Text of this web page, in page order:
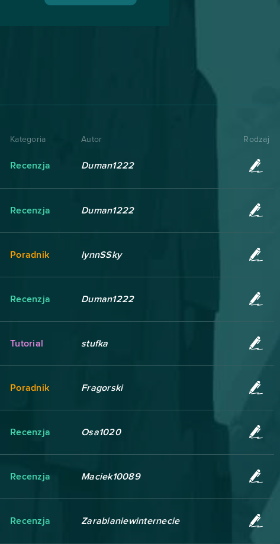
Kategoria Autor Rodzaj
Recenzja Duman1222
Recenzja Duman1222
Poradnik lynnSSky
Recenzja Duman1222
Tutorial stufka
Poradnik Fragorski
Recenzja Osa1020
Recenzja Maciek10089
Recenzja Zarabianiewinternecie